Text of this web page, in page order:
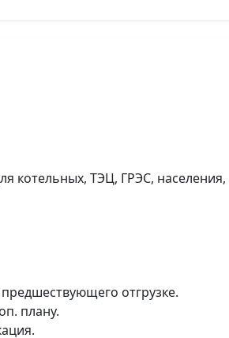
котельных, ТЭЦ, ГРЭС, населения,
отгрузке.
плану.